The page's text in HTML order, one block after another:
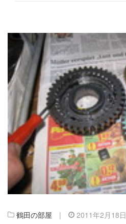
鶴田の部屋 | 2011年2月18日